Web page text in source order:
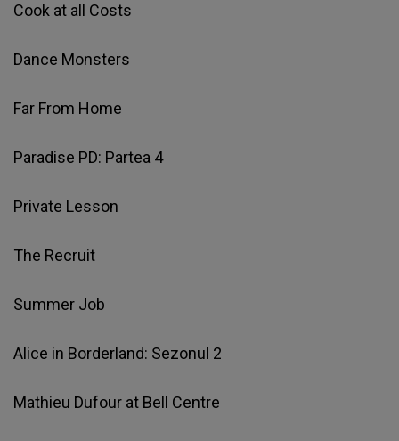
Cook at all Costs
Dance Monsters
Far From Home
Paradise PD: Partea 4
Private Lesson
The Recruit
Summer Job
Alice in Borderland: Sezonul 2
Mathieu Dufour at Bell Centre